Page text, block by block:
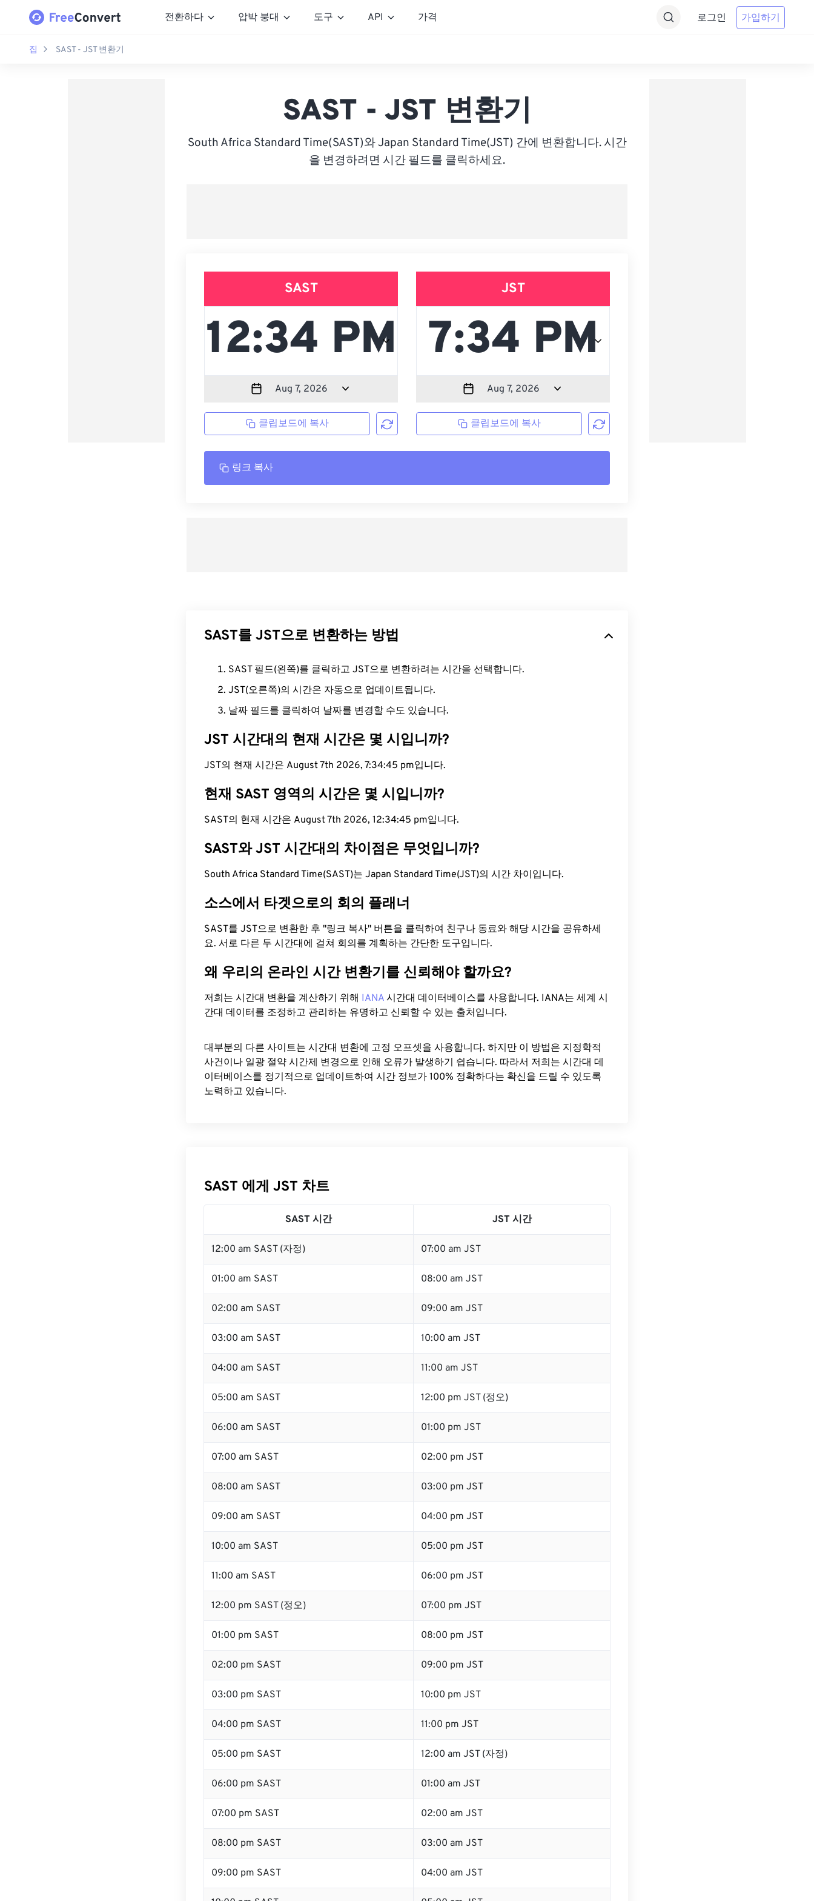
전환하다 압박 붕대 도구 API 가격 로그인 가입하기
집 SAST - JST 변환기
SAST - JST 변환기
South Africa Standard Time(SAST)와 Japan Standard Time(JST) 간에 변환합니다. 시간
을 변경하려면 시간 필드를 클릭하세요.
SAST
클립보드에 복사
JST
클립보드에 복사
링크 복사
SAST를 JST으로 변환하는 방법
SAST 필드(왼쪽)를 클릭하고 JST으로 변환하려는 시간을 선택합니다.
JST(오른쪽)의 시간은 자동으로 업데이트됩니다.
날짜 필드를 클릭하여 날짜를 변경할 수도 있습니다.
JST 시간대의 현재 시간은 몇 시입니까?
JST의 현재 시간은 August 7th 2026, 7:34:45 pm입니다.
현재 SAST 영역의 시간은 몇 시입니까?
SAST의 현재 시간은 August 7th 2026, 12:34:45 pm입니다.
SAST와 JST 시간대의 차이점은 무엇입니까?
South Africa Standard Time(SAST)는 Japan Standard Time(JST)의 시간 차이입니다.
소스에서 타겟으로의 회의 플래너
SAST를 JST으로 변환한 후 "링크 복사" 버튼을 클릭하여 친구나 동료와 해당 시간을 공유하세
요. 서로 다른 두 시간대에 걸쳐 회의를 계획하는 간단한 도구입니다.
왜 우리의 온라인 시간 변환기를 신뢰해야 할까요?
저희는 시간대 변환을 계산하기 위해 IANA 시간대 데이터베이스를 사용합니다. IANA는 세계 시
간대 데이터를 조정하고 관리하는 유명하고 신뢰할 수 있는 출처입니다.
대부분의 다른 사이트는 시간대 변환에 ​​고정 오프셋을 사용합니다. 하지만 이 방법은 지정학적
사건이나 일광 절약 시간제 변경으로 인해 오류가 발생하기 쉽습니다. 따라서 저희는 시간대 데
이터베이스를 정기적으로 업데이트하여 시간 정보가 100% 정확하다는 확신을 드릴 수 있도록
노력하고 있습니다.
SAST 에게 JST 차트
SAST 시간 JST 시간
12:00 am SAST (자정) 07:00 am JST
01:00 am SAST 08:00 am JST
02:00 am SAST 09:00 am JST
03:00 am SAST 10:00 am JST
04:00 am SAST 11:00 am JST
05:00 am SAST 12:00 pm JST (정오)
06:00 am SAST 01:00 pm JST
07:00 am SAST 02:00 pm JST
08:00 am SAST 03:00 pm JST
09:00 am SAST 04:00 pm JST
10:00 am SAST 05:00 pm JST
11:00 am SAST 06:00 pm JST
12:00 pm SAST (정오) 07:00 pm JST
01:00 pm SAST 08:00 pm JST
02:00 pm SAST 09:00 pm JST
03:00 pm SAST 10:00 pm JST
04:00 pm SAST 11:00 pm JST
05:00 pm SAST 12:00 am JST (자정)
06:00 pm SAST 01:00 am JST
07:00 pm SAST 02:00 am JST
08:00 pm SAST 03:00 am JST
09:00 pm SAST 04:00 am JST